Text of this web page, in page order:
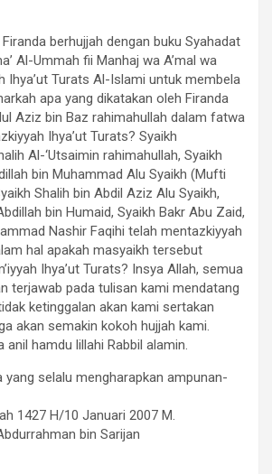
berhujjah dengan buku Syahadat
Al-Ummah fii Manhaj wa A’mal wa
Ihya’ut Turats Al-Islami untuk membela
apa yang dikatakan oleh Firanda
Aziz bin Baz rahimahullah dalam fatwa
Ihya’ut Turats? Syaikh
Al-‘Utsaimin rahimahullah, Syaikh
bin Muhammad Alu Syaikh (Mufti
Shalih bin Abdil Aziz Alu Syaikh,
bin Humaid, Syaikh Bakr Abu Zaid,
Nashir Faqihi telah mentazkiyyah
hal apakah masyaikh tersebut
Ihya’ut Turats? Insya Allah, semua
terjawab pada tulisan kami mendatang
ketinggalan akan kami sertakan
akan semakin kokoh hujjah kami.
anil hamdu lillahi Rabbil alamin.
yang selalu mengharapkan ampunan-
1427 H/10 Januari 2007 M.
bin Sarijan